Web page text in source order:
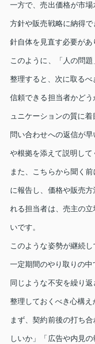
一方で、売出価格が市
方針や販売戦略に納得
針自体を見直す必要があ
このように、「人の問
整理すると、次に取るべ
信頼できる担当者かど
ュニケーションの質に
問い合わせへの返信が
や根拠を添えて説明して
また、こちらから聞く
に報告し、価格や販売
れる担当者は、売主の
いです。
このような姿勢が継続
一定期間のやり取りの中
同じような不安を繰り
整理しておくべき心構え
まず、契約前後の打ち
しいか」「広告や内見